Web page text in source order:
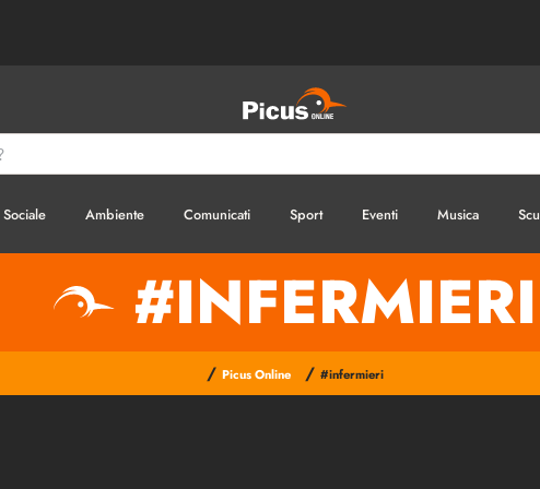
Sociale Ambiente Comunicati Sport Eventi Musica
#INFERMIERI
/ Picus Online / #infermieri